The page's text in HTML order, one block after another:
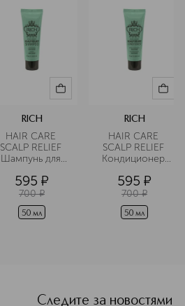
RICH
HAIR CARE
SCALP RELIEF
Шампунь для
кожи головы в
дорожном
формате
595 ¤
700 ¤
50 мл
RICH
HAIR CARE
SCALP RELIEF
Кондиционер
чувствительной
кожи головы в
дорожном
формате
595 ¤
700 ¤
50 мл
Следите за новостями